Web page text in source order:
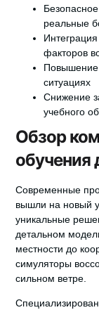
реальные
факторов
Повышение
ситуациях
Снижение
учебного
Обзор
обучения
Современные
вышли на новый
уникальные
детальном
местности до
симуляторы
сильном ветре.